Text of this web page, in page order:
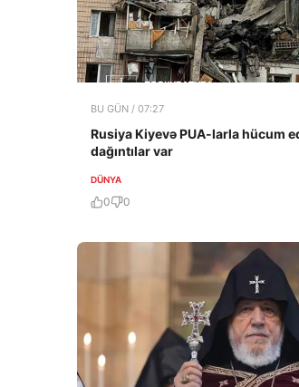
BU GÜN / 07:27
Rusiya Kiyevə PUA-larla hücum
dağıntılar var
DÜNYA
0 0